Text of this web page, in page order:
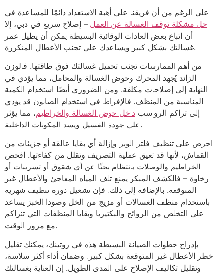
على الرغم من أن فريقنا على أهبة الاستعداد دائمًا للمساعدة في
حل مشكلة توقف الغسالة عن العمل – إصلاح سريع في دبي، إلا
أن اتباع بعض العادات الوقائية البسيطة يمكن أن يطيل عمر
غسالتك بشكل كبير ويساعدك على تجنب الأعطال المتكررة.
من أهم الممارسات تجنب تحميل غسالتك فوق طاقتها. فالوزن
الزائد يُجهد المحرك وحوض الغسالة والمحامل، مما يؤدي في
النهاية إلى إصلاحات مكلفة. ومن الضروري أيضًا استخدام الكمية
المناسبة من المنظف. فالإفراط في استخدام الصابون قد يؤدي
إلى تراكم الرواسب داخل حوض الغسالة والخراطيم، مما يؤثر
على جودة الغسيل ويسد المكونات الداخلية.
احرص على تنظيف فلتر الوبر وإزالة أي بقايا عالقة أو جزيئات من
القماش، لأنها قد تعيق عملية التصريف وتقلل من كفاءتها. افحص
الخراطيم والوصلات بانتظام بحثًا عن أي شقوق أو تسريبات أو
رخاوة – فالكشف المبكر يمنع تلف المياه المفاجئ والأعطال غير
المتوقعة. بالإضافة إلى ذلك، فإن تشغيل دورة تنظيف شهرية
باستخدام منظف الغسالات أو مزيج من الخل وصودا الخبز يساعد
على التخلص من الروائح والبكتيريا وبقايا المنظفات التي تتراكم
مع مرور الوقت.
بإدراج خطوات الصيانة البسيطة هذه في روتينك، يمكنك تقليل
خطر الأعطال غير المتوقعة بشكل كبير، وضمان أداء أكثر سلاسة،
وتقليل تكاليف الإصلاح على المدى الطويل. إن العناية بغسالتك